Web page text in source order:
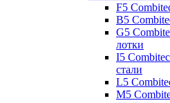
F5
B5
G5
лотки
I5
стали
L5
M5